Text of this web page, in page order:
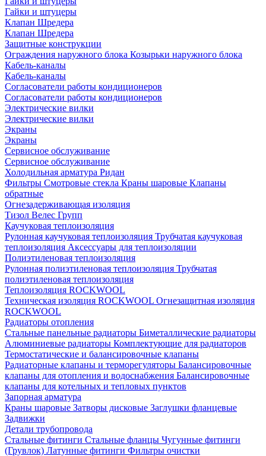
Гайки и штуцеры
Клапан Шредера
Клапан Шредера
Защитные конструкции
Ограждения наружного блока Козырьки наружного блока
Кабель-каналы
Кабель-каналы
Согласователи работы кондиционеров
Согласователи работы кондиционеров
Электрические вилки
Электрические вилки
Экраны
Экраны
Сервисное обслуживание
Сервисное обслуживание
Холодильная арматура Ридан
Фильтры Смотровые стекла Краны шаровые Клапаны
обратные
Огнезадерживающая изоляция
Тизол Велес Групп
Каучуковая теплоизоляция
Рулонная каучуковая теплоизоляция Трубчатая каучуковая
теплоизоляция Аксессуары для теплоизоляции
Полиэтиленовая теплоизоляция
Рулонная полиэтиленовая теплоизоляция Трубчатая
полиэтиленовая теплоизоляция
Теплоизоляция ROCKWOOL
Техническая изоляция ROCKWOOL Огнезащитная изоляция
ROCKWOOL
Радиаторы отопления
Стальные панельные радиаторы Биметаллические радиаторы
Алюминиевые радиаторы Комплектующие для радиаторов
Термостатические и балансировочные клапаны
Радиаторные клапаны и терморегуляторы Балансировочные
клапаны для отопления и водоснабжения Балансировочные
клапаны для котельных и тепловых пунктов
Запорная арматура
Краны шаровые Затворы дисковые Заглушки фланцевые
Задвижки
Детали трубопровода
Стальные фитинги Стальные фланцы Чугунные фитинги
(Грувлок) Латунные фитинги Фильтры очистки